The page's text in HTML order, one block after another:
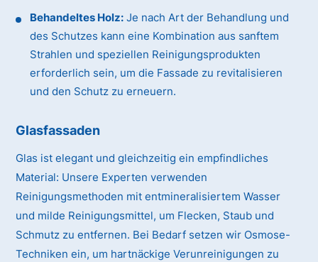
Behandeltes Holz: Je nach Art der Behandlung und
des Schutzes kann eine Kombination aus sanftem
Strahlen und speziellen Reinigungsprodukten
erforderlich sein, um die Fassade zu revitalisieren
und den Schutz zu erneuern.
Glasfassaden
Glas ist elegant und gleichzeitig ein empfindliches
Material: Unsere Experten verwenden
Reinigungsmethoden mit entmineralisiertem Wasser
und milde Reinigungsmittel, um Flecken, Staub und
Schmutz zu entfernen. Bei Bedarf setzen wir Osmose-
Techniken ein, um hartnäckige Verunreinigungen zu